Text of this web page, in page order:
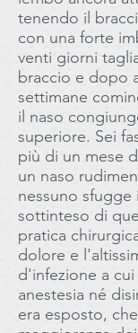
tenendo il
con una forte
venti giorni
braccio e dopo
settimane
il naso
superiore. Sei
più di un mese
un naso
nessuno sfugge
sottinteso di
pratica
dolore e
d'infezione a
anestesia né
era esposto,